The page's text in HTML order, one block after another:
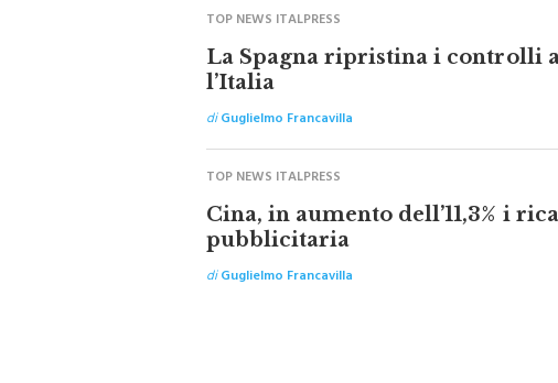
TOP NEWS ITALPRESS
La Spagna ripristina i controlli
l’Italia
di Guglielmo Francavilla
TOP NEWS ITALPRESS
Cina, in aumento dell’11,3% i
pubblicitaria
di Guglielmo Francavilla